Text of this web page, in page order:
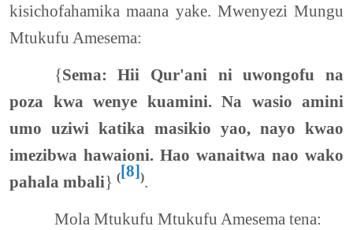
kisichofahamika maana yake. Mwenyezi Mungu
Mtukufu Amesema:
{Sema: Hii Qur'ani ni uwongofu na
poza kwa wenye kuamini. Na wasio amini
umo uziwi katika masikio yao, nayo kwao
imezibwa hawaioni. Hao wanaitwa nao wako
pahala mbali} ([8]).
Mola Mtukufu Mtukufu Amesema tena: